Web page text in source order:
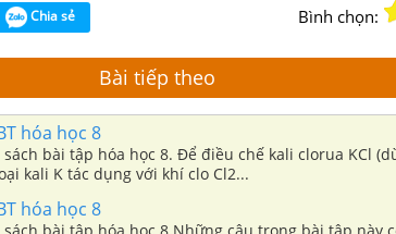
Chia sẻ Bình chọn:
Bài tiếp theo
hóa học 8
bài tập hóa học 8. Để điều chế kali clorua KCl
kali K tác dụng với khí clo Cl2...
hóa học 8